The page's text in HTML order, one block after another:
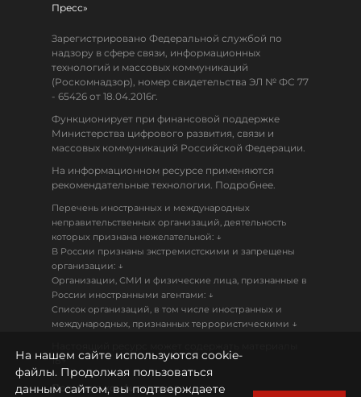
Пресс»
Зарегистрировано Федеральной службой по
надзору в сфере связи, информационных
технологий и массовых коммуникаций
(Роскомнадзор), номер свидетельства ЭЛ № ФС 77
- 65426 от 18.04.2016г.
Функционирует при финансовой поддержке
Министерства цифрового развития, связи и
массовых коммуникаций Российской Федерации.
На информационном ресурсе применяются
рекомендательные технологии. Подробнее.
Перечень иностранных и международных
неправительственных организаций, деятельность
которых признана нежелательной: ↓
В России признаны экстремистскими и запрещены
организации: ↓
Организации, СМИ и физические лица, признанные в
России иностранными агентами: ↓
Список организаций, в том числе иностранных и
международных, признанных террористическими ↓
18+
Политика конфиденциальности
На нашем сайте используются cookie-
файлы. Продолжая пользоваться
данным сайтом, вы подтверждаете